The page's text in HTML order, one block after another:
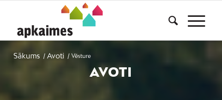
Sākums / Avoti / Vēsture
AVOTI